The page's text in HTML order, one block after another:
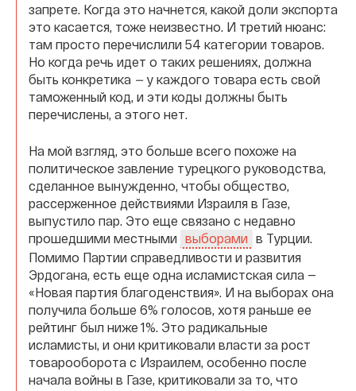
запрете. Когда это начнется, какой доли экспорта
это касается, тоже неизвестно. И третий нюанс:
там просто перечислили 54 категории товаров.
Но когда речь идет о таких решениях, должна
быть конкретика — у каждого товара есть свой
таможенный код, и эти коды должны быть
перечислены, а этого нет.
На мой взгляд, это больше всего похоже на
политическое завление турецкого руководства,
сделанное вынужденно, чтобы общество,
рассерженное действиями Израиля в Газе,
выпустило пар. Это еще связано с недавно
прошедшими местными выборами в Турции.
Помимо Партии справедливости и развития
Эрдогана, есть еще одна исламистская сила —
«Новая партия благоденствия». И на выборах она
получила больше 6% голосов, хотя раньше ее
рейтинг был ниже 1%. Это радикальные
исламисты, и они критиковали власти за рост
товарооборота с Израилем, особенно после
начала войны в Газе, критиковали за то, что